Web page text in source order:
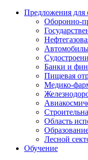
Предложения для
Банки и
Пищевая
Медико-
Область
Лесной
Обучение